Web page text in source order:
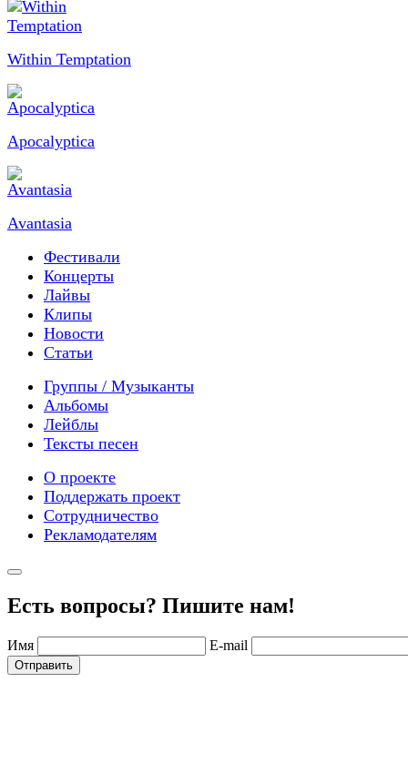
Within Temptation
Apocalyptica
Avantasia
Фестивали
Концерты
Лайвы
Клипы
Новости
Статьи
Группы / Музыканты
Альбомы
Лейблы
Тексты песен
О проекте
Поддержать проект
Сотрудничество
Рекламодателям
Есть вопросы? Пишите нам!
Имя E-mail